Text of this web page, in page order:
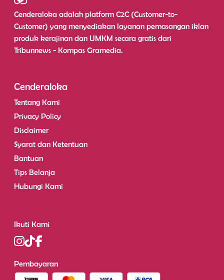
Cenderaloka adalah platform C2C (Customer-to-
Customer) yang menyediakan layanan pemasangan iklan
produk kerajinan dan UMKM secara gratis dari
Tribunnews - Kompas Gramedia.
Cenderaloka
Tentang Kami
Privacy Policy
Disclaimer
Syarat dan Ketentuan
Bantuan
Tips Belanja
Hubungi Kami
Ikuti Kami
Pembayaran